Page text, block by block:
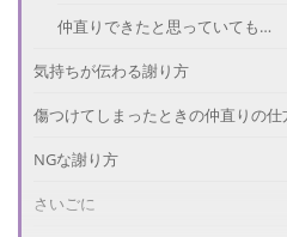
仲直りできたと思っていても…
気持ちが伝わる謝り方
傷つけてしまったときの仲直りの仕
NGな謝り方
さいごに